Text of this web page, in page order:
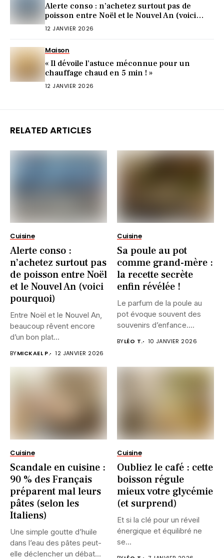
Alerte conso : n’achetez surtout pas de
poisson entre Noël et le Nouvel An (voici
pourquoi)
12 JANVIER 2026
Maison
« Il dévoile l’astuce méconnue pour un
chauffage chaud en 5 min ! »
12 JANVIER 2026
RELATED ARTICLES
Cuisine
Alerte conso :
n’achetez surtout pas
de poisson entre Noël
et le Nouvel An (voici
pourquoi)
Entre Noël et le Nouvel An,
beaucoup rêvent encore
d’un bon plat...
BYMICKAEL P. 12 JANVIER 2026
Cuisine
Sa poule au pot
comme grand-mère :
la recette secrète
enfin révélée !
Le parfum de la poule au
pot évoque souvent des
souvenirs d’enfance....
BYLÉO T. 10 JANVIER 2026
Cuisine
Scandale en cuisine :
90 % des Français
préparent mal leurs
pâtes (selon les
Italiens)
Une simple goutte d’huile
dans l’eau des pâtes peut-
elle déclencher un débat...
Cuisine
Oubliez le café : cette
boisson régule
mieux votre glycémie
(et surprend)
Et si la clé pour un réveil
énergique et équilibré ne
se...